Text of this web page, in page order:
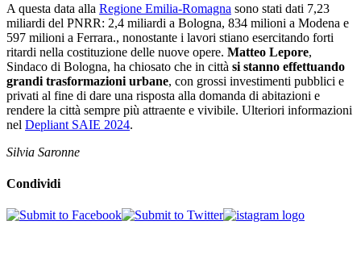
A questa data alla Regione Emilia-Romagna sono stati dati 7,23
miliardi del PNRR: 2,4 miliardi a Bologna, 834 milioni a Modena e
597 milioni a Ferrara., nonostante i lavori stiano esercitando forti
ritardi nella costituzione delle nuove opere. Matteo Lepore,
Sindaco di Bologna, ha chiosato che in città si stanno effettuando
grandi trasformazioni urbane, con grossi investimenti pubblici e
privati al fine di dare una risposta alla domanda di abitazioni e
rendere la città sempre più attraente e vivibile. Ulteriori informazioni
nel Depliant SAIE 2024.
Silvia Saronne
Condividi